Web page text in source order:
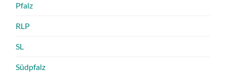
Pfalz
RLP
SL
Südpfalz